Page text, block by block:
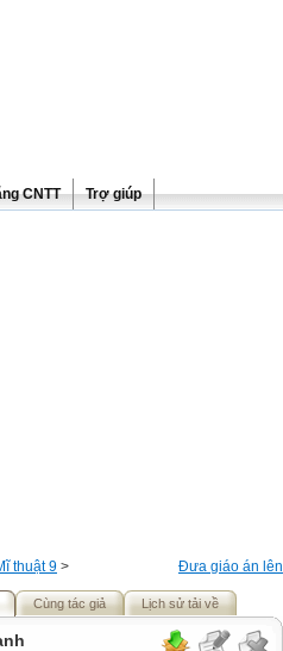
CNTT Trợ giúp
Đưa giáo án lên
thuật 9 >
Cùng tác giả Lịch sử tải về